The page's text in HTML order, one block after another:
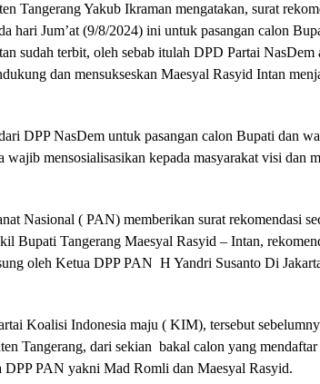
Tangerang Yakub Ikraman mengatakan, surat
hari Jum’at (9/8/2024) ini untuk pasangan calon
sudah terbit, oleh sebab itulah DPD Partai NasDem
dan mensukseskan Maesyal Rasyid Intan
DPP NasDem untuk pasangan calon Bupati dan
wajib mensosialisasikan kepada masyarakat visi dan
Nasional ( PAN) memberikan surat rekomendasi
Bupati Tangerang Maesyal Rasyid – Intan,
oleh Ketua DPP PAN H Yandri Susanto Di
Koalisi Indonesia maju ( KIM), tersebut
Tangerang, dari sekian bakal calon yang
DPP PAN yakni Mad Romli dan Maesyal Rasyid.